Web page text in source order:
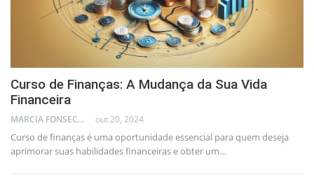
Curso de Finanças: A Mudança da Sua Vida
Financeira
MARCIA FONSECA - FINANCIAL CONSULTANT out 20, 2024
Curso de finanças é uma oportunidade essencial para quem deseja
aprimorar suas habilidades financeiras e obter um…